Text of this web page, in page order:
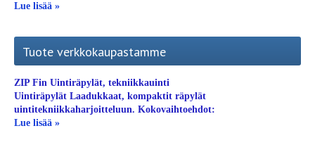
Lue lisää »
Tuote verkkokaupastamme
ZIP Fin Uintiräpylät, tekniikkauinti
Uintiräpylät Laadukkaat, kompaktit räpylät
uintitekniikkaharjoitteluun. Kokovaihtoehdot:
Lue lisää »